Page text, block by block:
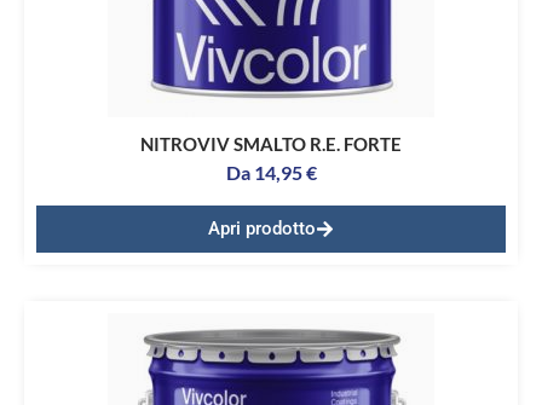
NITROVIV SMALTO R.E. FORTE
Da 14,95€
Apri prodotto